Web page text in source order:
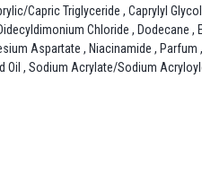
Capric Triglyceride , Caprylyl
Chloride , Dodecane ,
Aspartate , Niacinamide , Parfum
, Sodium Acrylate/Sodium